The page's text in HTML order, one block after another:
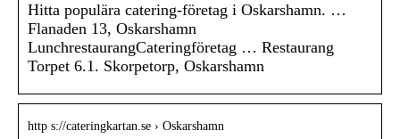
Hitta populära catering-företag i Oskarshamn. …
Flanaden 13, Oskarshamn
LunchrestaurangCateringföretag … Restaurang
Torpet 6.1. Skorpetorp, Oskarshamn
http s://cateringkartan.se › Oskarshamn